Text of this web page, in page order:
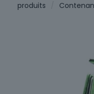
produits